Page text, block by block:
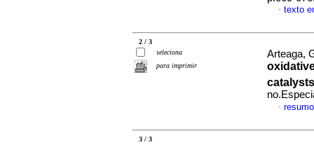
· texto
2 / 3
seleciona
para imprimir
Arteaga,
catalysts
·
3 / 3